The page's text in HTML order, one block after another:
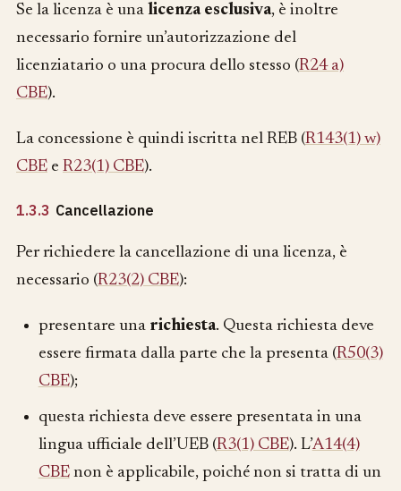
Se la licenza è una licenza esclusiva, è inoltre
necessario fornire un’autorizzazione del
licenziatario o una procura dello stesso (R24 a)
CBE).
La concessione è quindi iscritta nel REB (R143(1) w)
CBE e R23(1) CBE).
1.3.3 Cancellazione
Per richiedere la cancellazione di una licenza, è
necessario (R23(2) CBE):
presentare una richiesta. Questa richiesta deve
essere firmata dalla parte che la presenta (R50(3)
CBE);
questa richiesta deve essere presentata in una
lingua ufficiale dell’UEB (R3(1) CBE). L’A14(4)
CBEnon è applicabile, poiché non si tratta di un